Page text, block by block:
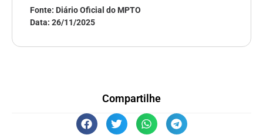
Fonte: Diário Oficial do MPTO
Data: 26/11/2025
Compartilhe